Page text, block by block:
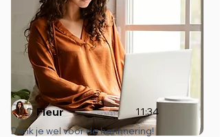
Fleur 11:34
Dank je wel voor de herinnering!